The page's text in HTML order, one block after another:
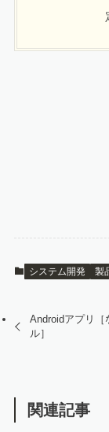
システム開発 製
Androidアプリ［
ル］
関連記事